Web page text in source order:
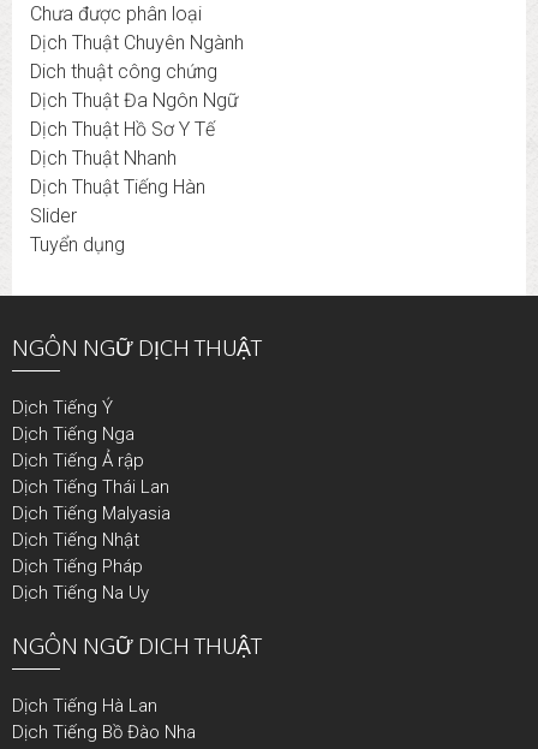
Chưa được phân loại
Dịch Thuật Chuyên Ngành
Dich thuật công chứng
Dịch Thuật Đa Ngôn Ngữ
Dịch Thuật Hồ Sơ Y Tế
Dịch Thuật Nhanh
Dịch Thuật Tiếng Hàn
Slider
Tuyển dụng
NGÔN NGỮ DỊCH THUẬT
Dịch Tiếng Ý
Dịch Tiếng Nga
Dịch Tiếng Ả rập
Dịch Tiếng Thái Lan
Dịch Tiếng Malyasia
Dịch Tiếng Nhật
Dịch Tiếng Pháp
Dịch Tiếng Na Uy
NGÔN NGỮ DICH THUẬT
Dịch Tiếng Hà Lan
Dịch Tiếng Bồ Đào Nha